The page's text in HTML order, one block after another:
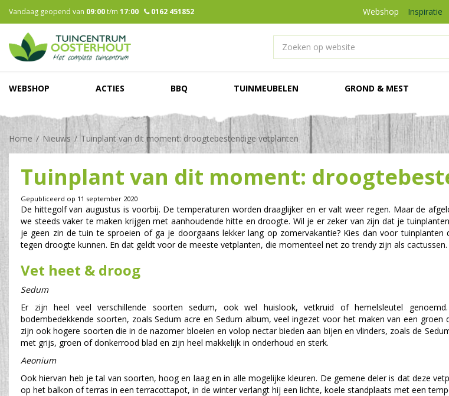
naar
Home Nieuws Tuinplant van dit moment: droogtebestendige vetplanten
Vandaag geopend van 09:00t/m 17:00 0162 451852 Webshop Inspiratie
WEBSHOP ACTIES BBQ TUINMEUBELEN GROND & MEST
Tuinplant van dit moment:
Gepubliceerd op 11 september 2020
De hittegolf van augustus is voorbij. De temperaturen worden draaglijker en er valt weer regen. Maar de
we steeds vaker te maken krijgen met aanhoudende hitte en droogte. Wil je er zeker van zijn dat je
je geen zin de tuin te sproeien of ga je doorgaans lekker lang op zomervakantie? Kies dan voor tuinplanten
tegen droogte kunnen. En dat geldt voor de meeste vetplanten, die momenteel net zo trendy zijn als cactussen.
Vet heet & droog
Sedum
Er zijn heel veel verschillende soorten sedum, ook wel huislook, vetkruid of hemelsleutel
bodembedekkende soorten, zoals Sedum acre en Sedum album, veel ingezet voor het maken van een
zijn ook hogere soorten die in de nazomer bloeien en volop nectar bieden aan bijen en vlinders, zoals de
met grijs, groen of donkerrood blad en zijn heel makkelijk in onderhoud en sterk.
Aeonium
Ook hiervan heb je tal van soorten, hoog en laag en in alle mogelijke kleuren. De gemene deler is dat deze
op het balkon of terras in een terracottapot, in de winter verlangt hij een lichte, koele standplaats met een